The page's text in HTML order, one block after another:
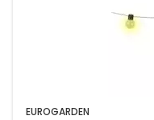
EUROGARDEN